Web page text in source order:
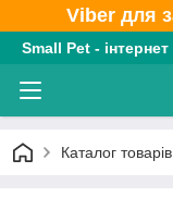
Viber для
Small Pet -
Каталог товарів